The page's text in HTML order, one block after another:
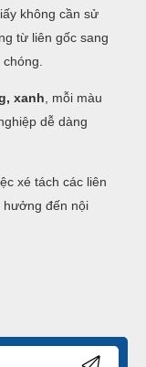
không cần sử
từ liên gốc sang
xanh , mỗi màu
dễ dàng
xé tách các liên
hưởng đến nội